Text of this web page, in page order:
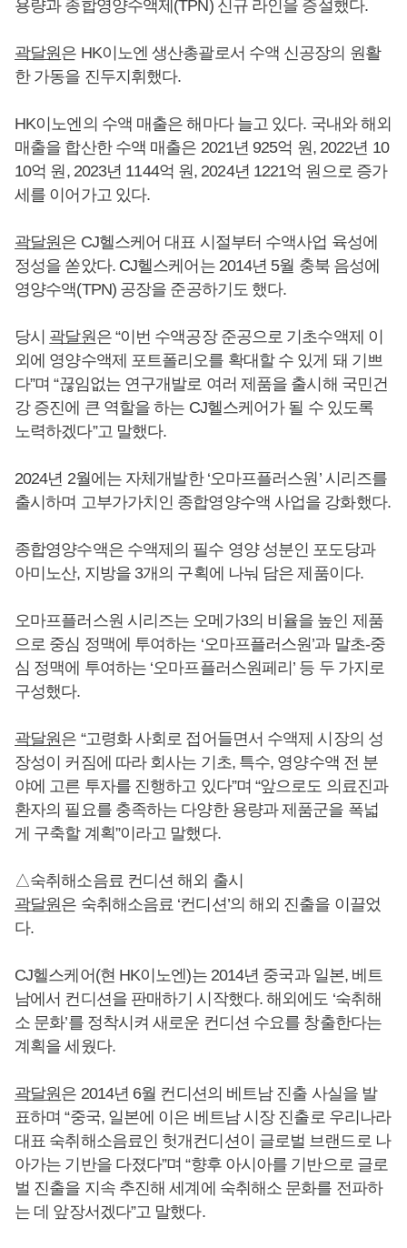
용량과 종합영양수액제(TPN) 신규 라인을 증설했다.
곽달원은 HK이노엔 생산총괄로서 수액 신공장의 원활
한 가동을 진두지휘했다.
HK이노엔의 수액 매출은 해마다 늘고 있다. 국내와 해외
매출을 합산한 수액 매출은 2021년 925억 원, 2022년 10
10억 원, 2023년 1144억 원, 2024년 1221억 원으로 증가
세를 이어가고 있다.
곽달원은 CJ헬스케어 대표 시절부터 수액사업 육성에
정성을 쏟았다. CJ헬스케어는 2014년 5월 충북 음성에
영양수액(TPN) 공장을 준공하기도 했다.
당시 곽달원은 “이번 수액공장 준공으로 기초수액제 이
외에 영양수액제 포트폴리오를 확대할 수 있게 돼 기쁘
다”며 “끊임없는 연구개발로 여러 제품을 출시해 국민건
강 증진에 큰 역할을 하는 CJ헬스케어가 될 수 있도록
노력하겠다”고 말했다.
2024년 2월에는 자체개발한 ‘오마프플러스원’ 시리즈를
출시하며 고부가가치인 종합영양수액 사업을 강화했다.
종합영양수액은 수액제의 필수 영양 성분인 포도당과
아미노산, 지방을 3개의 구획에 나눠 담은 제품이다.
오마프플러스원 시리즈는 오메가3의 비율을 높인 제품
으로 중심 정맥에 투여하는 ‘오마프플러스원’과 말초-중
심 정맥에 투여하는 ‘오마프플러스원페리’ 등 두 가지로
구성했다.
곽달원은 “고령화 사회로 접어들면서 수액제 시장의 성
장성이 커짐에 따라 회사는 기초, 특수, 영양수액 전 분
야에 고른 투자를 진행하고 있다”며 “앞으로도 의료진과
환자의 필요를 충족하는 다양한 용량과 제품군을 폭넓
게 구축할 계획”이라고 말했다.
△숙취해소음료 컨디션 해외 출시
곽달원은 숙취해소음료 ‘컨디션’의 해외 진출을 이끌었
다.
CJ헬스케어(현 HK이노엔)는 2014년 중국과 일본, 베트
남에서 컨디션을 판매하기 시작했다. 해외에도 ‘숙취해
소 문화’를 정착시켜 새로운 컨디션 수요를 창출한다는
계획을 세웠다.
곽달원은 2014년 6월 컨디션의 베트남 진출 사실을 발
표하며 “중국, 일본에 이은 베트남 시장 진출로 우리나라
대표 숙취해소음료인 헛개컨디션이 글로벌 브랜드로 나
아가는 기반을 다졌다”며 “향후 아시아를 기반으로 글로
벌 진출을 지속 추진해 세계에 숙취해소 문화를 전파하
는 데 앞장서겠다”고 말했다.